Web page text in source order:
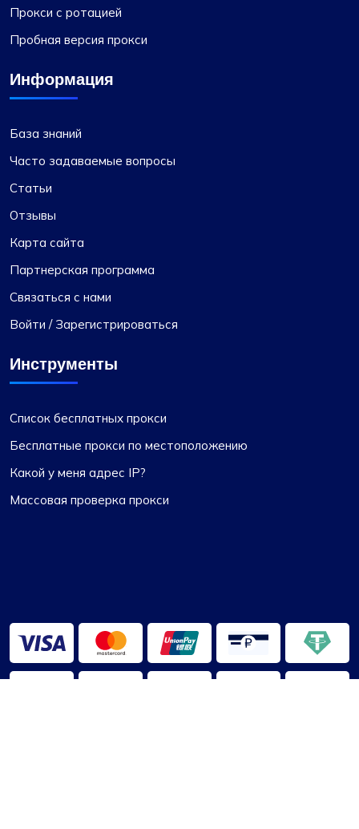
Прокси с ротацией
Пробная версия прокси
Информация
База знаний
Часто задаваемые вопросы
Статьи
Отзывы
Карта сайта
Партнерская программа
Связаться с нами
Войти / Зарегистрироваться
Инструменты
Список бесплатных прокси
Бесплатные прокси по местоположению
Какой у меня адрес IP?
Массовая проверка прокси